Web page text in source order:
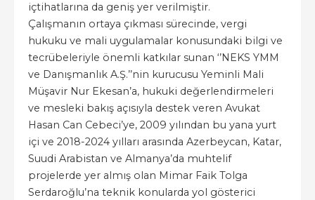
içtihatlarına da geniş yer verilmiştir.
Çalışmanın ortaya çıkması sürecinde, vergi
hukuku ve mali uygulamalar konusundaki bilgi ve
tecrübeleriyle önemli katkılar sunan ‘’NEKS YMM
ve Danışmanlık A.Ş.’’nin kurucusu Yeminli Mali
Müşavir Nur Ekesan’a, hukuki değerlendirmeleri
ve mesleki bakış açısıyla destek veren Avukat
Hasan Can Cebeci’ye, 2009 yılından bu yana yurt
içi ve 2018-2024 yılları arasında Azerbeycan, Katar,
Suudi Arabistan ve Almanya’da muhtelif
projelerde yer almış olan Mimar Faik Tolga
Serdaroğlu’na teknik konularda yol gösterici